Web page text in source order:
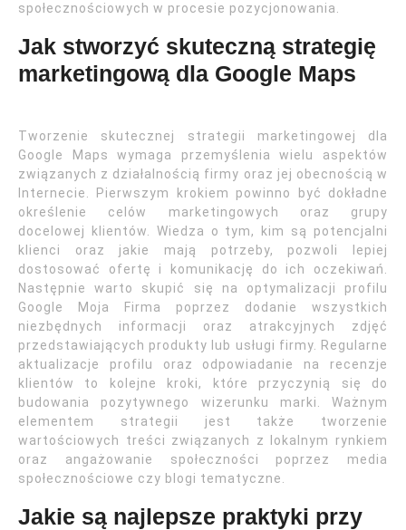
społecznościowych w procesie pozycjonowania.
Jak stworzyć skuteczną strategię
marketingową dla Google Maps
Tworzenie skutecznej strategii marketingowej dla
Google Maps wymaga przemyślenia wielu aspektów
związanych z działalnością firmy oraz jej obecnością w
Internecie. Pierwszym krokiem powinno być dokładne
określenie celów marketingowych oraz grupy
docelowej klientów. Wiedza o tym, kim są potencjalni
klienci oraz jakie mają potrzeby, pozwoli lepiej
dostosować ofertę i komunikację do ich oczekiwań.
Następnie warto skupić się na optymalizacji profilu
Google Moja Firma poprzez dodanie wszystkich
niezbędnych informacji oraz atrakcyjnych zdjęć
przedstawiających produkty lub usługi firmy. Regularne
aktualizacje profilu oraz odpowiadanie na recenzje
klientów to kolejne kroki, które przyczynią się do
budowania pozytywnego wizerunku marki. Ważnym
elementem strategii jest także tworzenie
wartościowych treści związanych z lokalnym rynkiem
oraz angażowanie społeczności poprzez media
społecznościowe czy blogi tematyczne.
Jakie są najlepsze praktyki przy